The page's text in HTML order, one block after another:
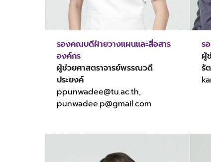
รองคณบดีฝ่ายวางแผนและสื่อสาร
องค์กร
ผู้ช่วยศาสตราจารย์พรรณวดี
ประยงค์
ppunwadee@tu.ac.th,
punwadee.p@gmail.com
ร
ผู้
รั